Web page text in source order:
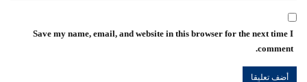
Save my name, email, and website in this browser for the next time I
comment.